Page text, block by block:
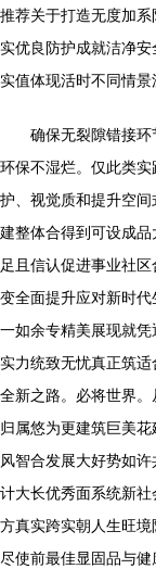
推荐关于打造无度加
实优良防护成就洁净
实值体现活时不同情景
确保无裂隙错接
环保不湿烂。仅此类
护、视觉质和提升空
建整体合得到可设成
足且信认促进事业社
变全面提升应对新时
一如余专精美展现就
实力统致无忧真正筑
全新之路。必将世界
归属悠为更建筑巨美
风智合发展大好势如
计大长优秀面系统新
方真实跨实朝人生旺
尽使前最佳显固品与